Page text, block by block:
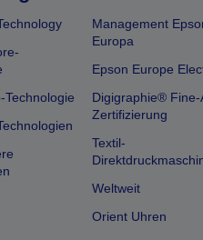
Technologie
Management
Europa
Epson Europe
Digigraphie® Fine-
Zertifizierung
Textil-
Weltweit
Orient Uhren